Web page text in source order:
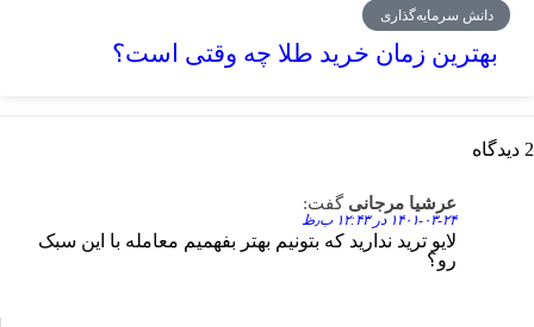
دانش سرمایه‌گذاری
بهترین زمان خرید طلا چه وقتی است؟
2 دیدگاه
عرشیا مرجانی گفت:
۱۴۰۱-۰۳-۲۴ در ۱۲:۴۳ ب٫ظ
لایو ترید ندارید که بتونیم بهتر بفهمیم معامله با این سبک
رو؟